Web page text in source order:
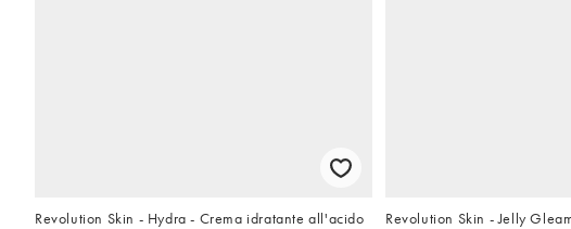
Revolution Skin - Hydra - Crema idratante all'acido
Revolution Skin - Jelly